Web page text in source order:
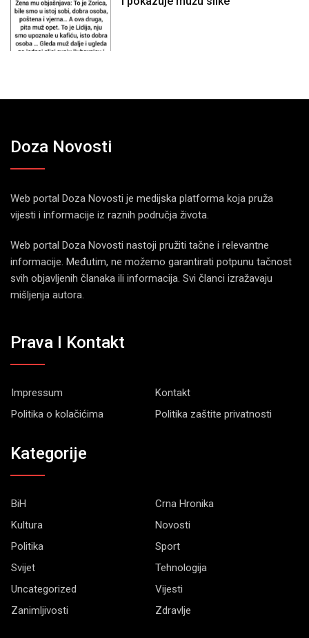
Doza Novosti
Web portal Doza Novosti je medijska platforma koja pruža
vijesti i informacije iz raznih područja života.
Web portal Doza Novosti nastoji pružiti tačne i relevantne
informacije. Međutim, ne možemo garantirati potpunu tačnost
svih objavljenih članaka ili informacija. Svi članci izražavaju
mišljenja autora.
Prava I Kontakt
Impressum
Kontakt
Politika o kolačićima
Politika zaštite privatnosti
Kategorije
BiH
Crna Hronika
Kultura
Novosti
Politika
Sport
Svijet
Tehnologija
Uncategorized
Vijesti
Zanimljivosti
Zdravlje